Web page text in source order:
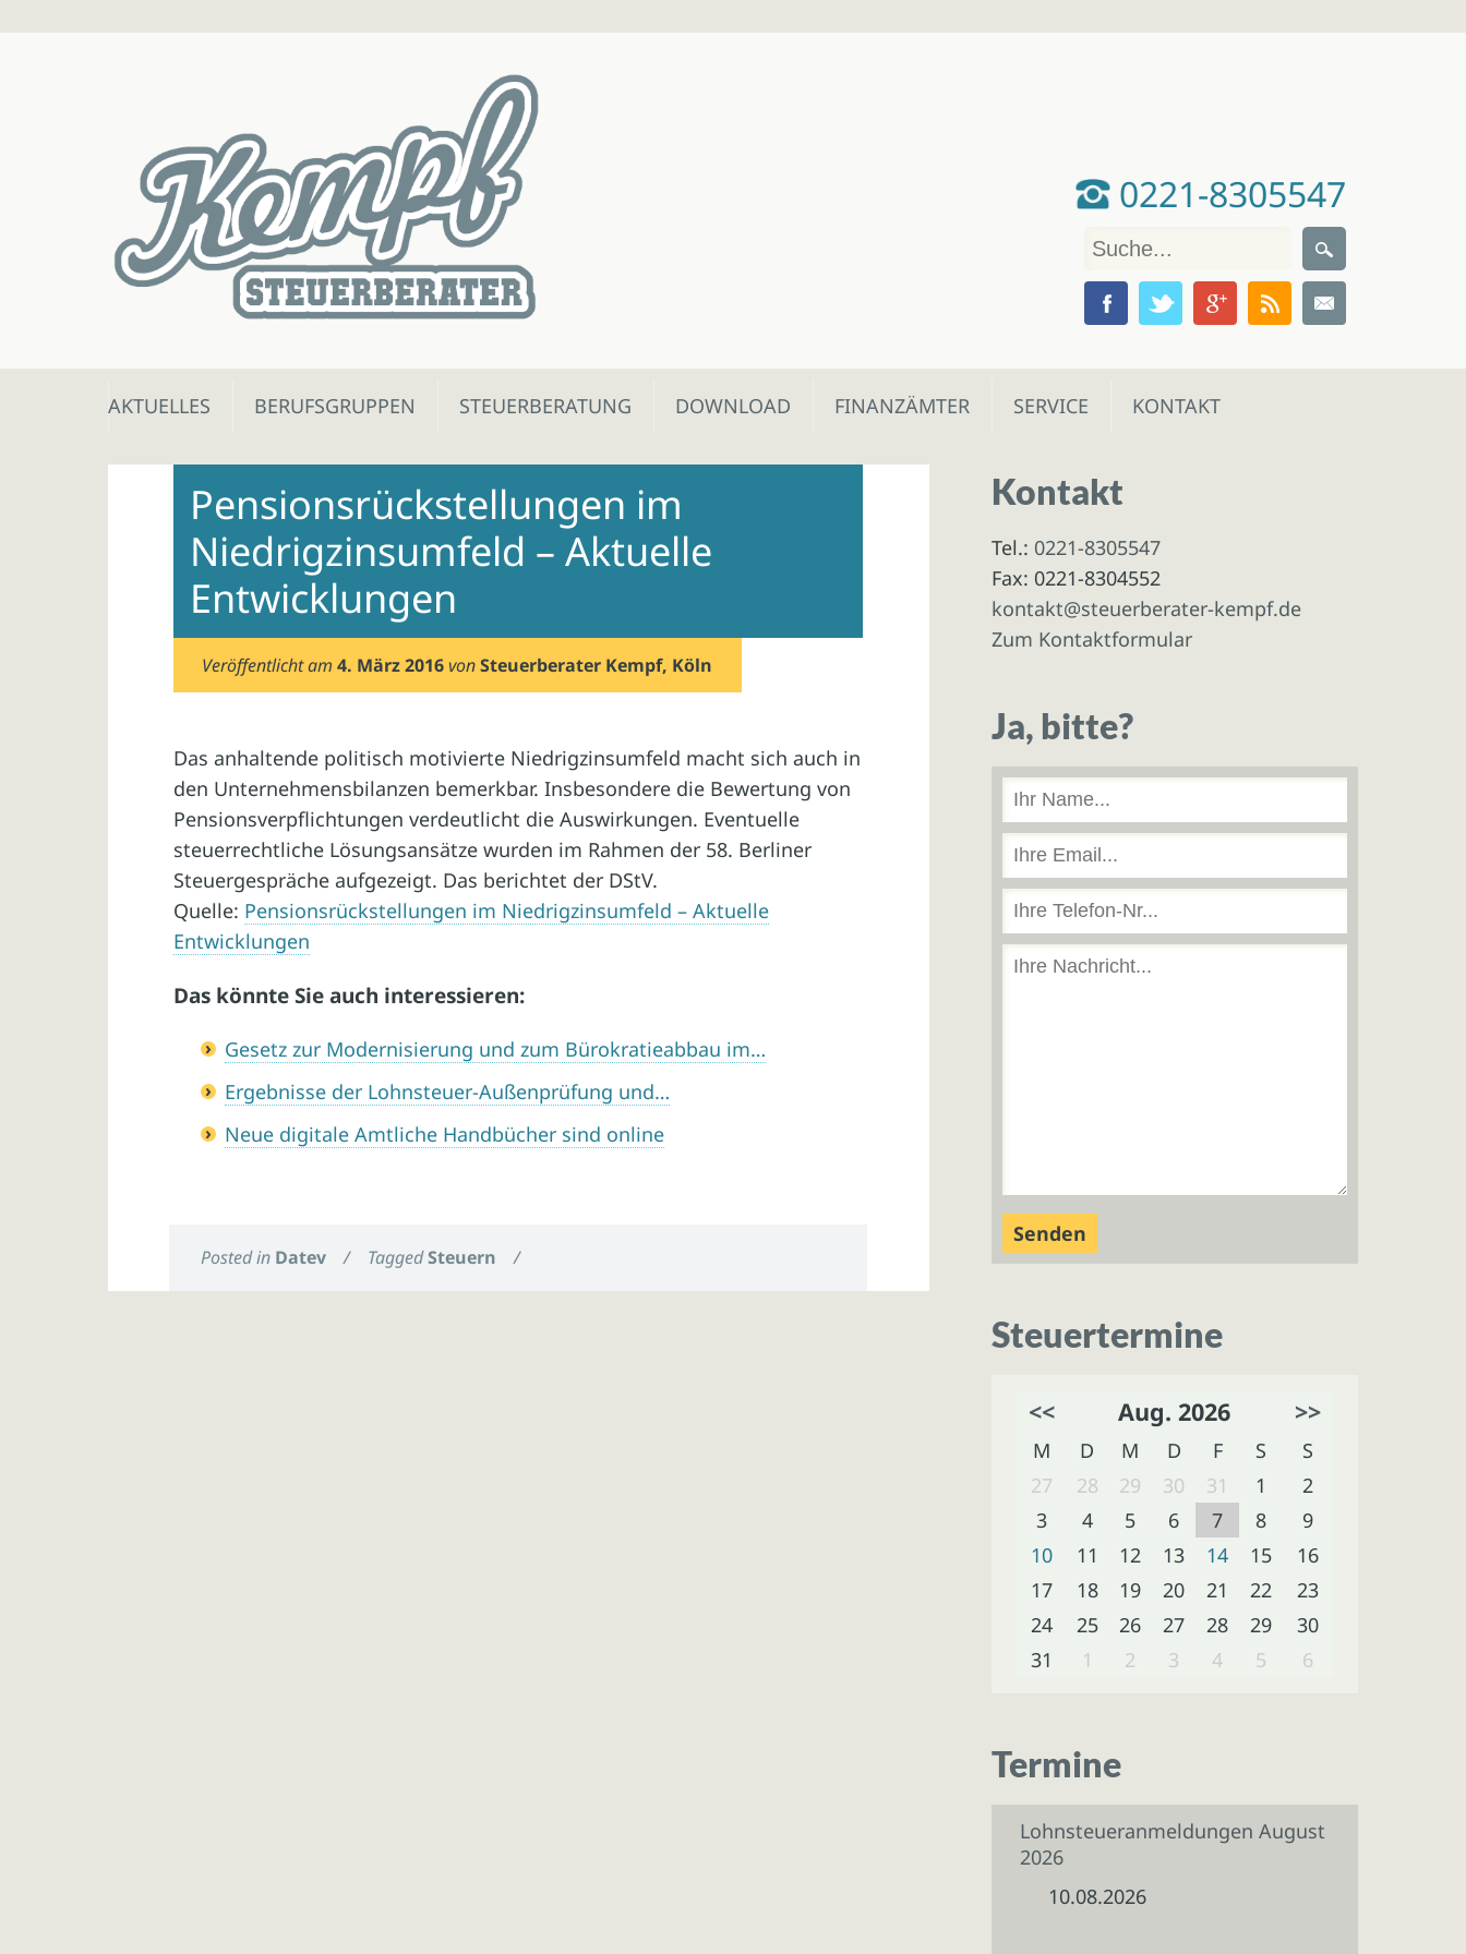
0221-8305547
Skip
AKTUELLES BERUFSGRUPPEN STEUERBERATUNG DOWNLOAD FINANZÄMTER SERVICE KONTAKT
Pensionsrückstellungen im
Niedrigzinsumfeld – Aktuelle
Entwicklungen
Veröffentlicht am4. März 2016 vonSteuerberater Kempf, Köln
Das anhaltende politisch motivierte Niedrigzinsumfeld macht sich auch in
den Unternehmensbilanzen bemerkbar. Insbesondere die Bewertung von
Pensionsverpflichtungen verdeutlicht die Auswirkungen. Eventuelle
steuerrechtliche Lösungsansätze wurden im Rahmen der 58. Berliner
Steuergespräche aufgezeigt. Das berichtet der DStV.
Quelle: Pensionsrückstellungen im Niedrigzinsumfeld – Aktuelle
Entwicklungen
Das könnte Sie auch interessieren:
Gesetz zur Modernisierung und zum Bürokratieabbau im…
Ergebnisse der Lohnsteuer-Außenprüfung und…
Neue digitale Amtliche Handbücher sind online
Posted in Datev / TaggedSteuern /
Kontakt
Tel.: 0221-8305547
Fax: 0221-8304552
kontakt@steuerberater-kempf.de
Zum Kontaktformular
Ja, bitte?
Steuertermine
<< Aug. 2026 >>
M D M D F S
S
27
28 29 30 31 1
2
3
4 5 6 7 8
9
10
11 12 13 14 15
16
17
18 19 20 21 22
23
24
25 26 27 28 29
30
31
1 2 3 4 5 6
Termine
Lohnsteueranmeldungen August
2026
10.08.2026